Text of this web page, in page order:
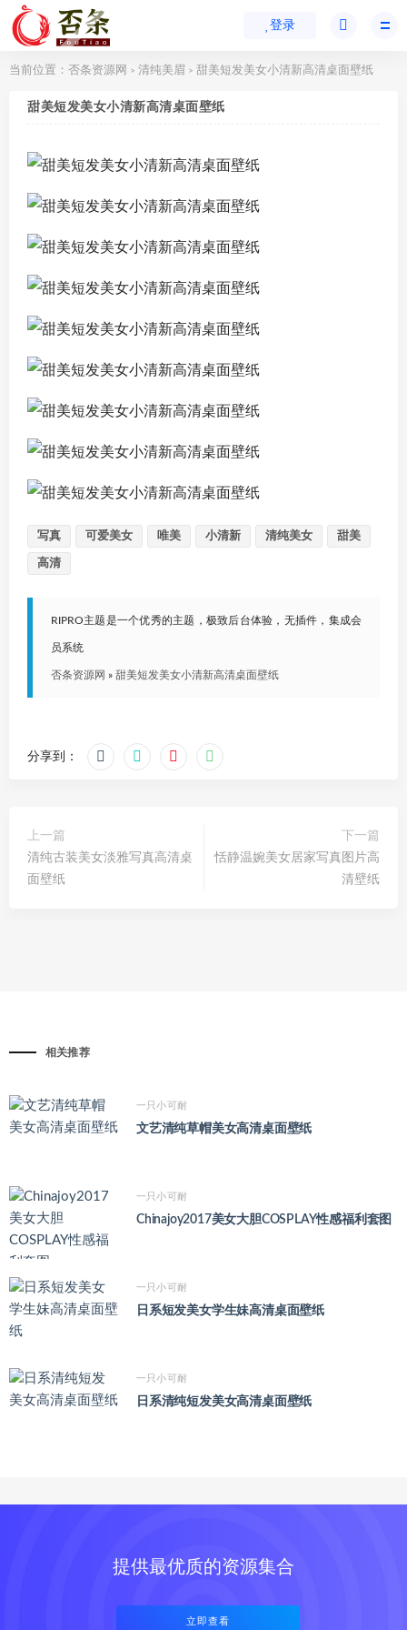
登录
当前位置： 否条资源网 > 清纯美眉 > 甜美短发美女小清新高清桌面壁纸
甜美短发美女小清新高清桌面壁纸
写真 可爱美女 唯美 小清新 清纯美女 甜美
高清
RIPRO主题是一个优秀的主题，极致后台体验，无插件，集成会
员系统
否条资源网 » 甜美短发美女小清新高清桌面壁纸
分享到：
上一篇
清纯古装美女淡雅写真高清桌
面壁纸
下一篇
恬静温婉美女居家写真图片高
清壁纸
相关推荐
一只小可耐
文艺清纯草帽美女高清桌面壁纸
一只小可耐
Chinajoy2017美女大胆COSPLAY性感福利套图
一只小可耐
日系短发美女学生妹高清桌面壁纸
一只小可耐
日系清纯短发美女高清桌面壁纸
提供最优质的资源集合
立即查看